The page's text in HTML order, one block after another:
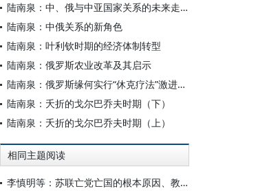
陆南泉：中、俄与中亚国家关系的未来走向
陆南泉：中俄关系的新角色
陆南泉：叶利钦时期的经济体制转型
陆南泉：俄罗斯农业改革及其启示
陆南泉：俄罗斯缘何实行“休克疗法”激进式转型
陆南泉：夭折的戈尔巴乔夫时期（下）
陆南泉：夭折的戈尔巴乔夫时期（上）
相同主题阅读
李慎明等：苏联亡党亡国的根本原因、教训与启示（上）